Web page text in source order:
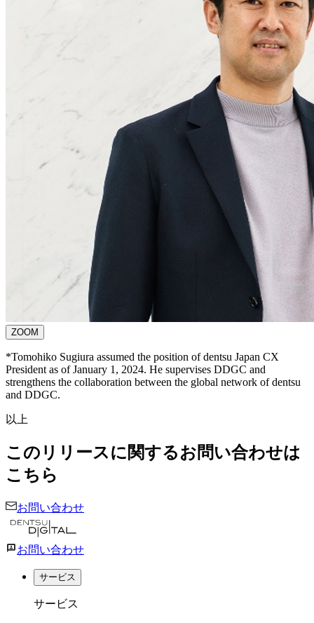
ZOOM
*Tomohiko Sugiura assumed the position of dentsu Japan CX
President as of January 1, 2024. He supervises DDGC and
strengthens the collaboration between the global network of dentsu
and DDGC.
以上
このリリースに関するお問い合わせは
こちら
お問い合わせ
お問い合わせ
サービス
サービス